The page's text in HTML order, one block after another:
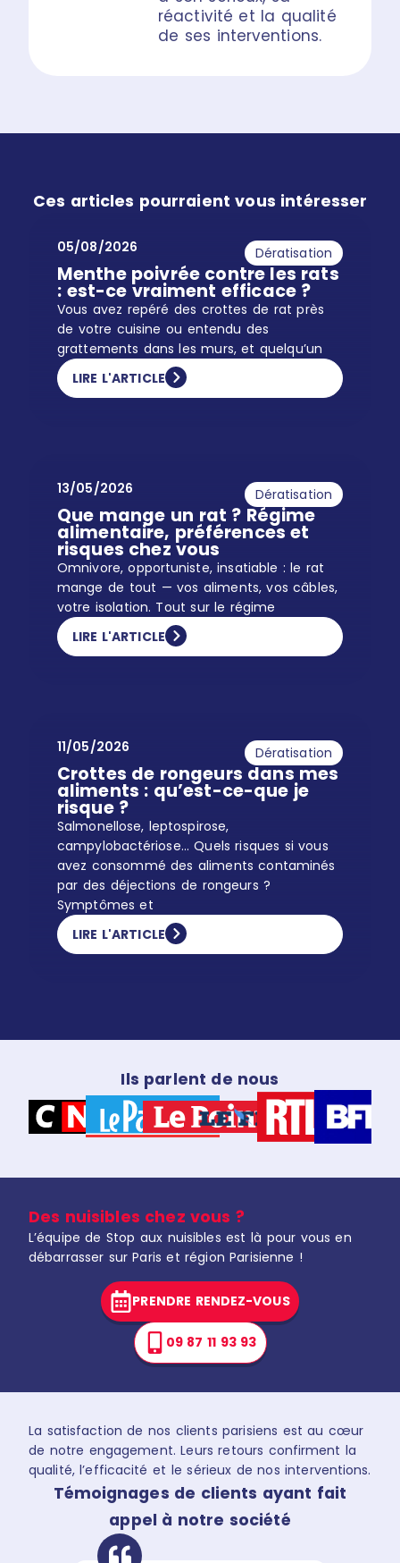
réactivité et la qualité
de ses interventions.
Ces articles pourraient vous intéresser
05/08/2026 Dératisation
Menthe poivrée contre les rats
: est-ce vraiment efficace ?
Vous avez repéré des crottes de rat près
de votre cuisine ou entendu des
grattements dans les murs, et quelqu’un
LIRE L'ARTICLE
13/05/2026 Dératisation
Que mange un rat ? Régime
alimentaire, préférences et
risques chez vous
Omnivore, opportuniste, insatiable : le rat
mange de tout — vos aliments, vos câbles,
votre isolation. Tout sur le régime
LIRE L'ARTICLE
11/05/2026 Dératisation
Crottes de rongeurs dans mes
aliments : qu’est-ce-que je
risque ?
Salmonellose, leptospirose,
campylobactériose… Quels risques si vous
avez consommé des aliments contaminés
par des déjections de rongeurs ?
Symptômes et
LIRE L'ARTICLE
Ils parlent de nous
Des nuisibles chez vous ?
L’équipe de Stop aux nuisibles est là pour vous en
débarrasser sur Paris et région Parisienne !
PRENDRE RENDEZ-VOUS
09 87 11 93 93
La satisfaction de nos clients parisiens est au cœur
de notre engagement. Leurs retours confirment la
qualité, l’efficacité et le sérieux de nos interventions.
Témoignages de clients ayant fait
appel à notre société